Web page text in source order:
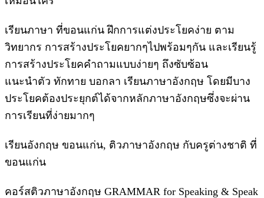
เรียนภาษา ที่ขอนแก่น ฝึกการแต่งประโยคง่าย ตาม
วิทยากร การสร้างประโยคยากๆไปพร้อมๆกัน และเรียนรู้
การสร้างประโยคคำถามแบบง่ายๆ ถึงซับซ้อน
แนะนำตัว ทักทาย บอกลา เรียนภาษาอังกฤษ โดยมีบาง
ประโยคต้องประยุกต์ได้จากหลักภาษาอังกฤษซึ่งจะผ่าน
การเรียนที่ง่ายมากๆ
เรียนอังกฤษ ขอนแก่น, ติวภาษาอังกฤษ กับครูต่างชาติ ที่
ขอนแก่น
คอร์สติวภาษาอังกฤษ GRAMMAR for Speaking & Speak